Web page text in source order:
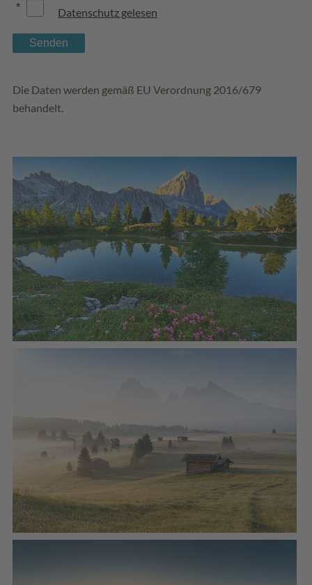
* Datenschutz gelesen
Senden
Die Daten werden gemäß EU Verordnung 2016/679
behandelt.